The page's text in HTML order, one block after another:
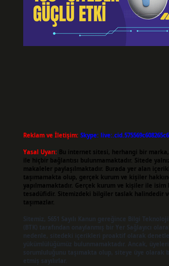
Reklam ve İletişim: Skype:
Yasal Uyarı: Bu internet sitesi, herhangi bir
ile hiçbir bağlantısı bulunmamaktadır. Sitede
makaleler paylaşılmaktadır. Burada yer alan
taşımamakta olup, gerçek kurum ve kişiler
yapılmamaktadır. Gerçek kurum ve kişiler ile
tesadüfidir. Sitemizdeki bilgiler taslak halindedir
taşımazlar.
Sitemiz, 5651 Sayılı Kanun gereğince Bilgi
(BTK) tarafından onaylanmış bir Yer Sağlayıcı
nedenle, sitedeki içerikleri proaktif olarak
yükümlülüğümüz bulunmamaktadır. Ancak,
sorumluluğunu taşımakta olup, siteye üye olarak
etmiş sayılırlar.